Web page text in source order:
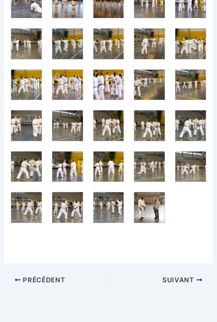
PRÉCÉDENT SUIVANT